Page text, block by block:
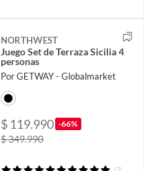
NORTHWEST
Juego Set de Terraza Sicilia 4
personas
Por GETWAY - Globalmarket
$ 119.990 -66%
$ 349.990
(2)